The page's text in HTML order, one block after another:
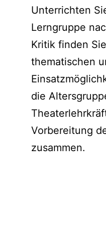
Unterrichten
Lerngruppe
Kritik finden
thematischen
die
Vorbereitung
zusammen.